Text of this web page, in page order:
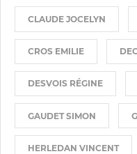
CLAUDE JOCELYN
CROS EMILIE
DESVOIS RÉGINE
GAUDET SIMON
HERLEDAN VINCENT